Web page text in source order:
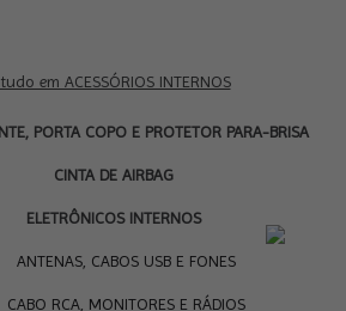
em ACESSÓRIOS INTERNOS
PORTA COPO E PROTETOR PARA-BRISA
CINTA DE AIRBAG
ELETRÔNICOS INTERNOS
ANTENAS, CABOS USB E FONES
CABO RCA, MONITORES E RÁDIOS